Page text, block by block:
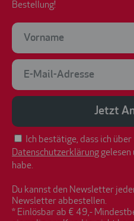
Bestellung!
Ich bestätige, dass ich
Datenschutzerklärunggelesen
habe.
Jetzt
Du kannst den Newsletter
Newsletter abbestellen.
* Einlösbar ab € 49,-